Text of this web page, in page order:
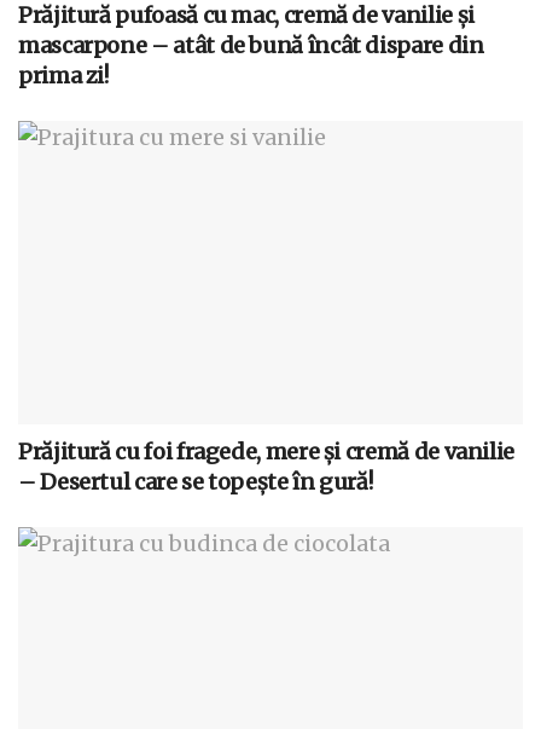
Prăjitură pufoasă cu mac, cremă de vanilie și
mascarpone – atât de bună încât dispare din
prima zi!
Prăjitură cu foi fragede, mere și cremă de vanilie
– Desertul care se topește în gură!